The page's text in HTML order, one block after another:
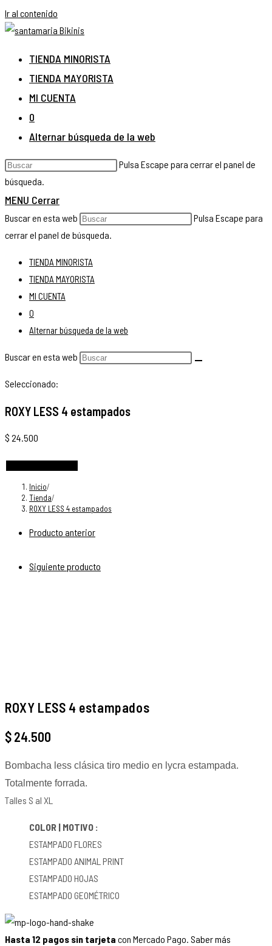
Ir al contenido
TIENDA MINORISTA
TIENDA MAYORISTA
MI CUENTA
0
Alternar búsqueda de la web
Pulsa Escape para cerrar el panel de
búsqueda.
MENU Cerrar
Buscar en esta web
Pulsa Escape para
cerrar el panel de búsqueda.
TIENDA MINORISTA
TIENDA MAYORISTA
MI CUENTA
0
Alternar búsqueda de la web
Buscar en esta web
Seleccionado:
ROXY LESS 4 estampados
$ 24.500
Inicio/
Tienda/
ROXY LESS 4 estampados
Producto anterior
Siguiente producto
ROXY LESS 4 estampados
$24.500
Bombacha less clásica tiro medio en lycra estampada.
Totalmente forrada.
Talles S al XL
COLOR | MOTIVO :
ESTAMPADO FLORES
ESTAMPADO ANIMAL PRINT
ESTAMPADO HOJAS
ESTAMPADO GEOMÉTRICO
Hasta 12 pagos sin tarjeta con Mercado Pago. Saber más